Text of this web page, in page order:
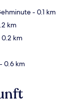
- 0.1 km
km
km
- 0.6 km